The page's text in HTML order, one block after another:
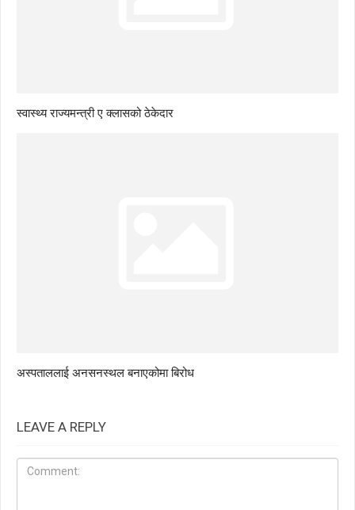
स्वास्थ्य राज्यमन्त्री ए क्लासको ठेकेदार
अस्पताललाई अनसनस्थल बनाएकोमा बिरोध
LEAVE A REPLY